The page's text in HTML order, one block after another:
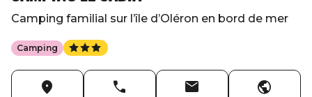
Camping familial sur l’île d’Oléron en bord de mer
Camping